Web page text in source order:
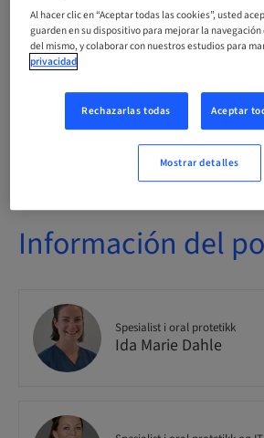
Público
4/30 disponible
Información del
Spesialist i oral protetikk
Ida Marie Dahle
Al hacer clic en “Aceptar todas las cookies”, usted
guarden en su dispositivo para mejorar la
del mismo, y colaborar con nuestros estudios para
privacidad
Rechazarlas todas Aceptar
Mostrar detalles